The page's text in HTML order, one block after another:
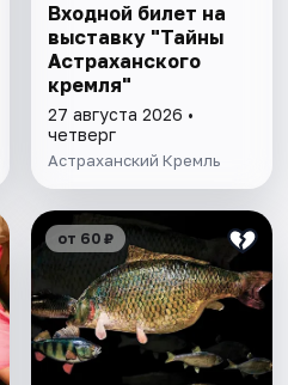
Входной билет на
выставку "Тайны
Астраханского
кремля"
27 августа 2026 •
четверг
Астраханский Кремль
от 60 ₽